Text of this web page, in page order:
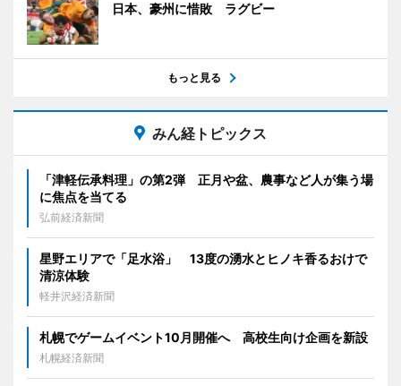
日本、豪州に惜敗 ラグビー
もっと見る
みん経トピックス
「津軽伝承料理」の第2弾 正月や盆、農事など人が集う場
に焦点を当てる
弘前経済新聞
星野エリアで「足水浴」 13度の湧水とヒノキ香るおけで
清涼体験
軽井沢経済新聞
札幌でゲームイベント10月開催へ 高校生向け企画を新設
札幌経済新聞